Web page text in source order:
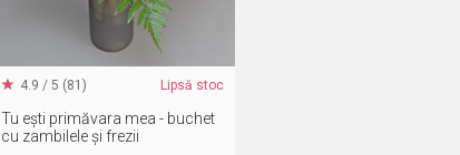
4.9 / 5 (81) Lipsă stoc
Tu ești primăvara mea - buchet
cu zambilele și frezii